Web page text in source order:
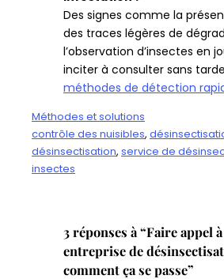
Des signes comme la
des traces légères de
l’observation d’insectes en
inciter à consulter sans
méthodes de détection
Méthodes et solutions
contrôle des nuisibles,
désinsectisation, service de
insectes
3 réponses à “Faire appel
entreprise de
comment ça se passe”